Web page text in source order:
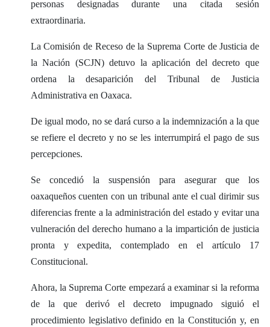
personas designadas durante una citada sesión
extraordinaria.
La Comisión de Receso de la Suprema Corte de Justicia de
la Nación (SCJN) detuvo la aplicación del decreto que
ordena la desaparición del Tribunal de Justicia
Administrativa en Oaxaca.
De igual modo, no se dará curso a la indemnización a la que
se refiere el decreto y no se les interrumpirá el pago de sus
percepciones.
Se concedió la suspensión para asegurar que los
oaxaqueños cuenten con un tribunal ante el cual dirimir sus
diferencias frente a la administración del estado y evitar una
vulneración del derecho humano a la impartición de justicia
pronta y expedita, contemplado en el artículo 17
Constitucional.
Ahora, la Suprema Corte empezará a examinar si la reforma
de la que derivó el decreto impugnado siguió el
procedimiento legislativo definido en la Constitución y, en